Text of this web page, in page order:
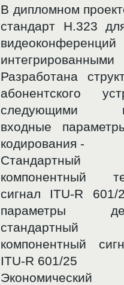
В дипломном
стандарт Н.323
Разработана
абонентского
следующими
входные
кодирования -
Стандартный
компонентный
сигнал ITU-R 601/
параметры
стандартный
компонентный
ITU-R 601/25